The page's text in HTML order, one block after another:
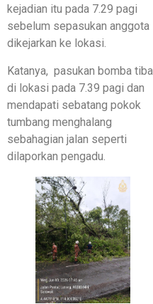
kejadian itu pada 7.29 pagi
sebelum sepasukan anggota
dikejarkan ke lokasi.
Katanya, pasukan bomba tiba
di lokasi pada 7.39 pagi dan
mendapati sebatang pokok
tumbang menghalang
sebahagian jalan seperti
dilaporkan pengadu.